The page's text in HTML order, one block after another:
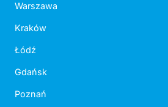
Warszawa
Kraków
Łódź
Gdańsk
Poznań